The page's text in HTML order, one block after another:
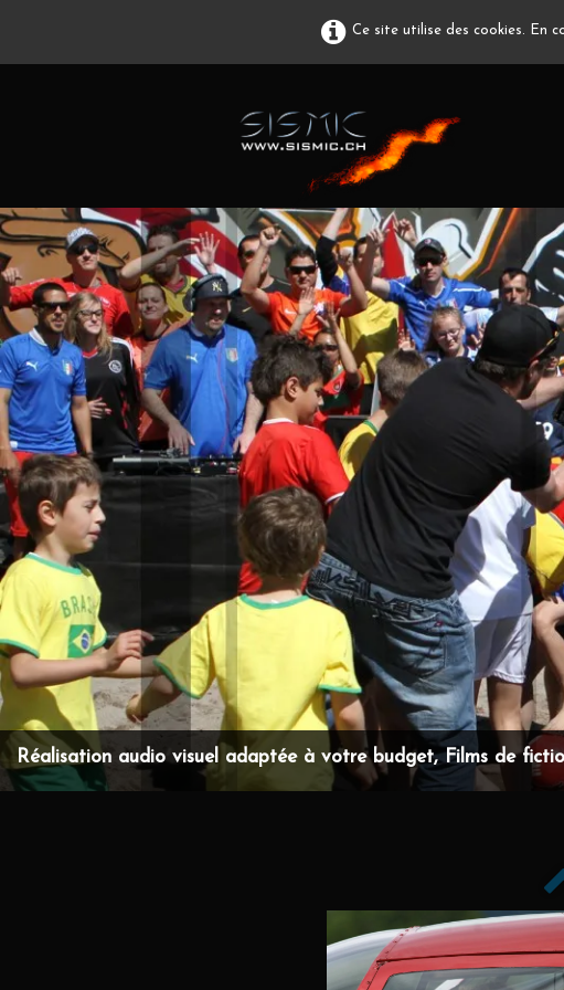
Ce site utilise des cookies. En
Réalisation audio visuel adaptée à votre budget, Films de